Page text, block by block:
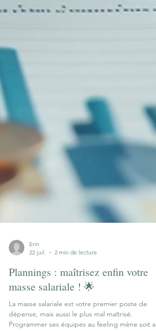
22 juil.
2 min de lecture
Plannings : maîtrisez enfin votre
masse salariale ! 🌟
La masse salariale est votre premier poste de